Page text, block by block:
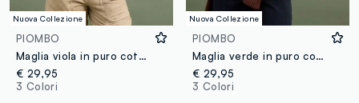
Nuova Collezione
PIOMBO
Maglia viola in puro cotone a trecce con scollo profondo a V
€ 29,95
3 Colori
Nuova Collezione
PIOMBO
Maglia verde in puro cotone a trecce con girocollo
€ 29,95
3 Colori